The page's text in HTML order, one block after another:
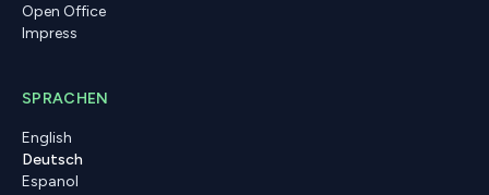
Open Office
Impress
SPRACHEN
English
Deutsch
Espanol